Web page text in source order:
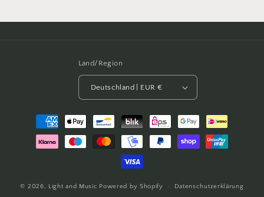
Land/Region
Deutschland | EUR €
Zahlungsmethoden
© 2026, Light and Music Powered by Shopify Datenschutzerklärung